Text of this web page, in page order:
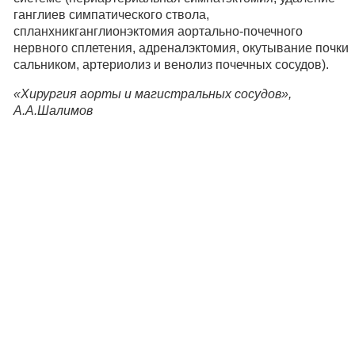
ганглиев симпатического ствола,
спланхникганглионэктомия аортально-почечного
нервного сплетения, адреналэктомия, окутывание почки
сальником, артериолиз и венолиз почечных сосудов).
«Хирургия аорты и магистральных сосудов»,
А.А.Шалимов